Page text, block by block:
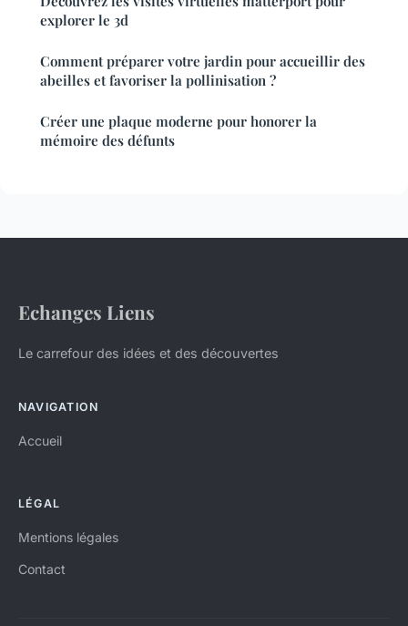
explorer le 3d
Comment préparer votre jardin pour accueillir des
abeilles et favoriser la pollinisation ?
Créer une plaque moderne pour honorer la
mémoire des défunts
Echanges Liens
Le carrefour des idées et des découvertes
NAVIGATION
Accueil
LÉGAL
Mentions légales
Contact